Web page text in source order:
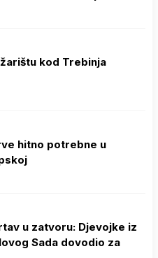
kod Trebinja
hitno potrebne u
u zatvoru: Djevojke iz
Sada dovodio za